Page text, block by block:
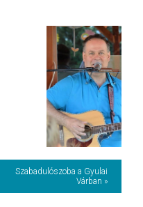
Szabadulószoba a Gyulai
Várban »